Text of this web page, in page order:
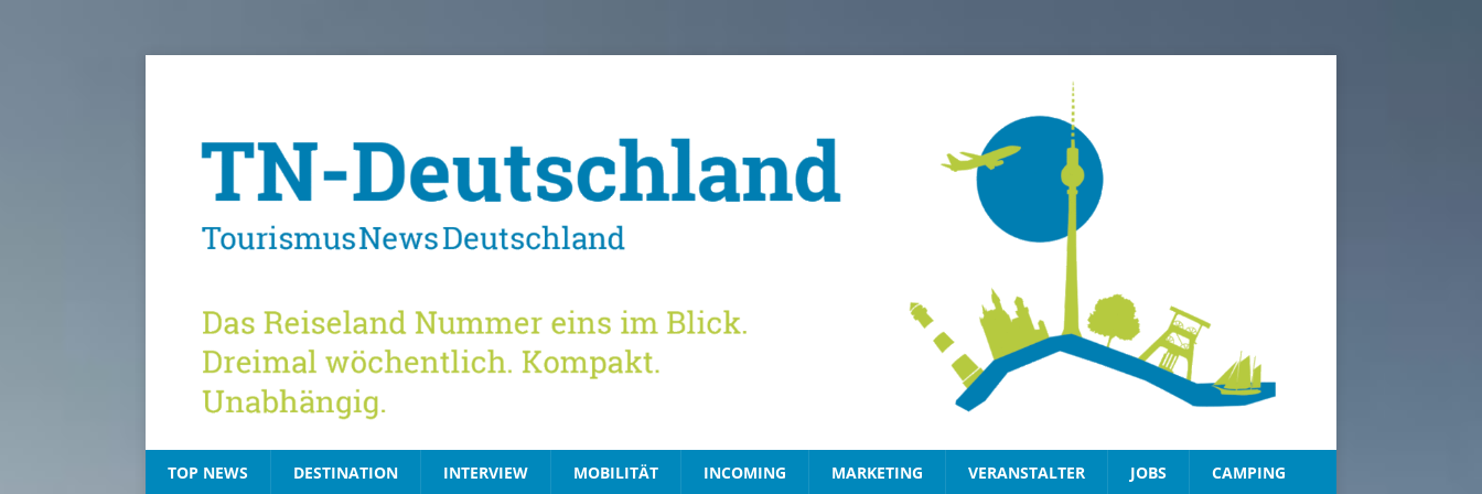
TOP NEWS DESTINATION INTERVIEW MOBILITÄT INCOMING MARKETING VERANSTALTER JOBS CAMPING